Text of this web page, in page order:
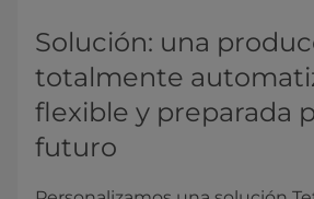
Solución: una
totalmente
flexible y preparada
futuro